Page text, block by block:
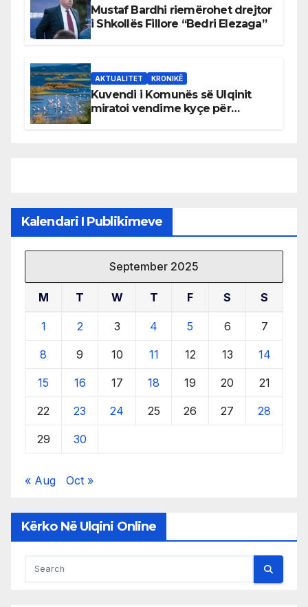
Mustaf Bardhi riemërohet drejtor
i Shkollës Fillore “Bedri Elezaga”
AKTUALITET KRONIKË
Kuvendi i Komunës së Ulqinit
miratoi vendime kyçe për
Kalendari I Publikimeve
September 2025
M T W T F S S
1 2 3 4 5 6 7
8 9 10 11 12 13 14
15 16 17 18 19 20 21
22 23 24 25 26 27 28
29 30
« Aug Oct »
Kërko Në Ulqini Online